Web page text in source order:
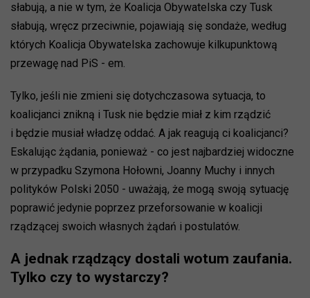
słabują, a nie w tym, że Koalicja Obywatelska czy Tusk
słabują, wręcz przeciwnie, pojawiają się sondaże, według
których Koalicja Obywatelska zachowuje kilkupunktową
przewagę nad PiS - em.
Tylko, jeśli nie zmieni się dotychczasowa sytuacja, to
koalicjanci znikną i Tusk nie będzie miał z kim rządzić
i będzie musiał władzę oddać. A jak reagują ci koalicjanci?
Eskalując żądania, ponieważ - co jest najbardziej widoczne
w przypadku Szymona Hołowni, Joanny Muchy i innych
polityków Polski 2050 - uważają, że mogą swoją sytuację
poprawić jedynie poprzez przeforsowanie w koalicji
rządzącej swoich własnych żądań i postulatów.
A jednak rządzący dostali wotum zaufania.
Tylko czy to wystarczy?